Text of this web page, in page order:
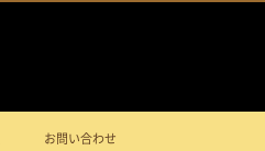
お問い合わせ